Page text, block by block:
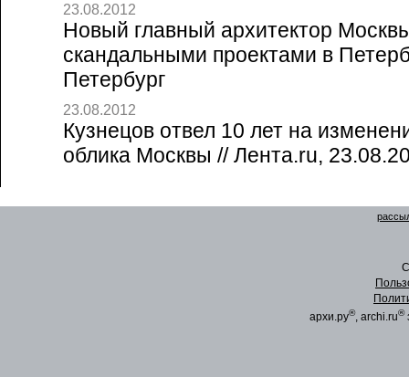
23.08.2012
Новый главный архитектор
скандальными проектами в
Петербург
23.08.2012
Кузнецов отвел 10 лет на
облика Москвы // Лента.ru,
архи.ру®, archi.ru®